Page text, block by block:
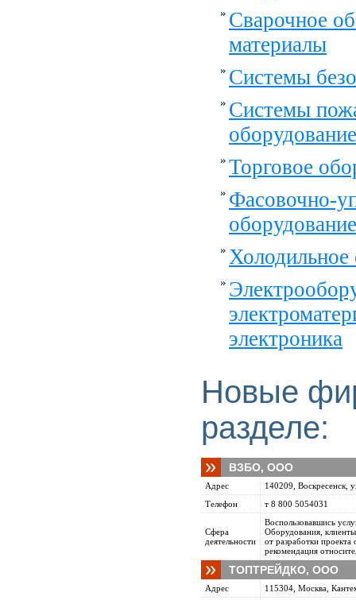
Сварочное
материалы
Системы
Системы
Торговое
Фасовочно-
оборудование
Холодильное
электроника
Новые
разделе:
ВЗБО, ООО
Адрес
140209, Воскресенск,
Телефон
т 8 800 5054031
Сфера
деятельности
Воспользовавшись
Оборудования,
от разработки проекта
рекомендация
ТОПТРЕЙДКО, ООО
Адрес
115304, Москва,